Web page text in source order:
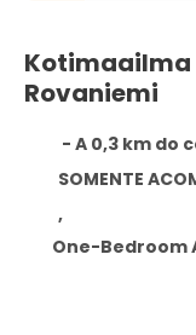
Kotimaailma
Rovaniemi
- A 0,3 km do
SOMENTE
,
One-Bedroom